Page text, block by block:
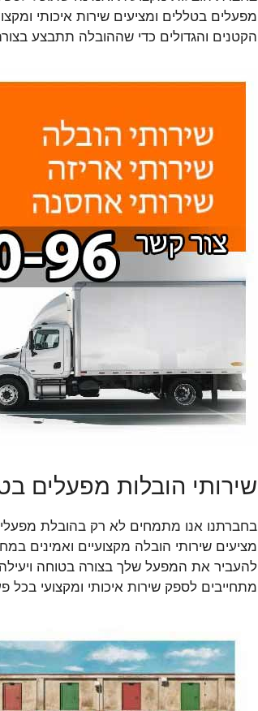
מפעלים בטללים ומציעים שירות איכותי
הקטנים והגדולים כדי שההובלה תתבצע
שירותי הובלות מפעלים
בחברתנו אנו מתמחים לא רק בהובלת
מציעים שירותי הובלה מקצועיים ואמינים
להעביר את המפעל שלך בצורה בטוחה
מתחייבים לספק שירות איכותי ומקצועי בכל